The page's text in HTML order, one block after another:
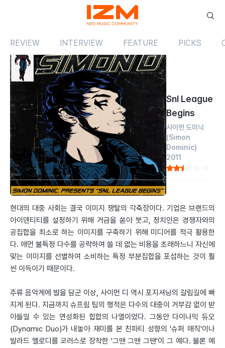
REVIEW INTERVIEW FEATURE PICKS
Review 앨범 국내
Snl League
Begins
사이먼 도미닉
(Simon
Dominic)
2011
by 홍혁의 2011.10.01
현대의 대중 사회는 결국 이미지 쟁탈의 각축장이다. 기업은 브랜드의
아이덴티티를 설정하기 위해 거금을 쏟아 붓고, 정치인은 경쟁자와의
공집합을 최소로 하는 이미지를 구축하기 위해 미디어를 적극 활용한
다. 애먼 불특정 다수를 공략하여 쓸 데 없는 비용을 초래하느니 자신에
맞는 이미지를 선별하여 소비하는 특정 부분집합을 포섭하는 것이 훨
씬 이득이기 때문이다.
주류 음악계에 발을 담군 이상, 사이먼 디 역시 포지셔닝의 갈림길에 빠
지게 된다. 지금까지 슈프림 팀의 행적은 다수의 대중이 거부감 없이 받
아들일 수 있는 연성화된 힙합의 나열이었다. 그동안 다이나믹 듀오
(Dynamic Duo)가 내놓아 재미를 본 친파티 성향의 '슈퍼 매직'이나
발라드 멜로디를 코러스로 장착한 '그땐 그땐 그땐'이 그 예다. 물론 예